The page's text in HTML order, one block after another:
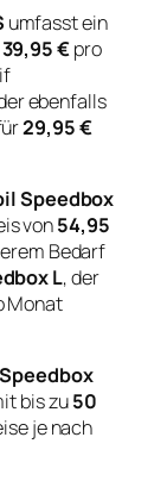
umfasst ein
39,95 €pro
ebenfalls
29,95 €
Speedbox
von54,95
Bedarf
L, der
Monat
bis zu50
je nach